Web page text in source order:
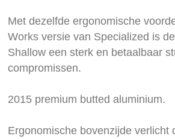
afbeeldingen-
gallerij
Met dezelfde ergonomische
Works versie van Specialized is
Shallow een sterk en betaalbaar
compromissen.
2015 premium butted aluminium.
Ergonomische bovenzijde verlicht